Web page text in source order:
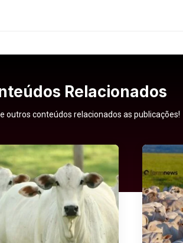
Relacionados
outros conteúdos relacionados as publicações!